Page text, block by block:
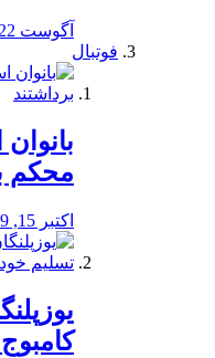
آگوست 22, 2019
فوتبال
محكم
اکتبر 15, 2019